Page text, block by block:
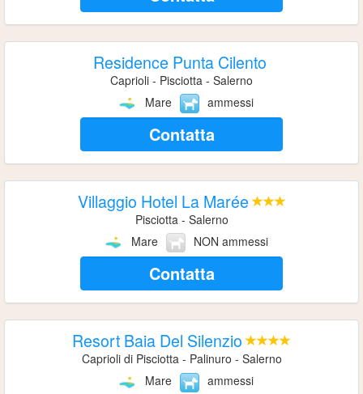
Residence Punta Cilento
Caprioli - Pisciotta - Salerno
Mare
ammessi
Contatta
Villaggio Hotel La Marée
Pisciotta - Salerno
Mare
NON ammessi
Contatta
Resort Baia Del Silenzio
Caprioli di Pisciotta - Palinuro - Salerno
Mare
ammessi